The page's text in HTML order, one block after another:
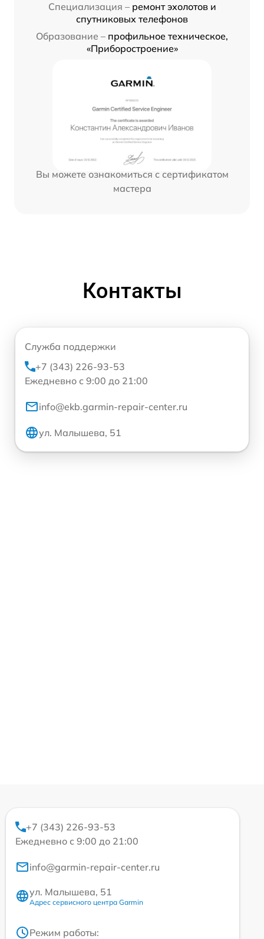
Специализация – ремонт эхолотов и
спутниковых телефонов
Образование – профильное техническое,
«Приборостроение»
Вы можете ознакомиться с сертификатом
мастера
Контакты
Служба поддержки
+7 (343) 226-93-53
Ежедневно с 9:00 до 21:00
info@ekb.garmin-repair-center.ru
ул. Малышева, 51
+7 (343) 226-93-53
Ежедневно с 9:00 до 21:00
info@garmin-repair-center.ru
ул. Малышева, 51
Адрес сервисного центра Garmin
Режим работы: